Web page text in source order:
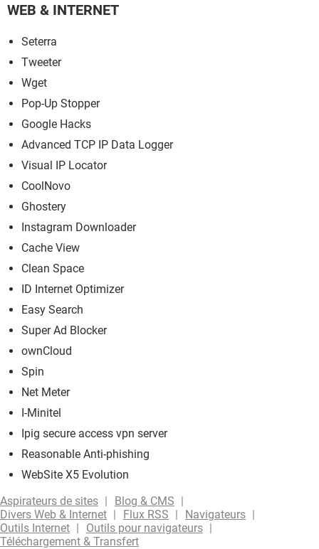
WEB & INTERNET
Seterra
Tweeter
Wget
Pop-Up Stopper
Google Hacks
Advanced TCP IP Data Logger
Visual IP Locator
CoolNovo
Ghostery
Instagram Downloader
Cache View
Clean Space
ID Internet Optimizer
Easy Search
Super Ad Blocker
ownCloud
Spin
Net Meter
I-Minitel
Ipig secure access vpn server
Reasonable Anti-phishing
WebSite X5 Evolution
Aspirateurs de sites
Blog & CMS
Divers Web & Internet
Flux RSS
Navigateurs
Outils Internet
Outils pour navigateurs
Téléchargement & Transfert